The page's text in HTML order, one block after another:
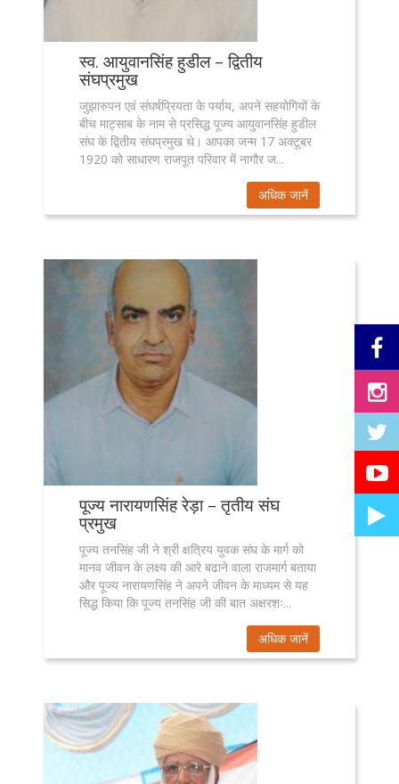
स्व. आयुवानसिंह हुडील – द्वितीय
संघप्रमुख
जुझारुपन एवं संघर्षप्रियता के पर्याय, अपने सहयोगियों के
बीच माट्साब के नाम से प्रसिद्ध पूज्य आयुवानसिंह हुडील
संघ के द्वितीय संघप्रमुख थे। आपका जन्म 17 अक्टूबर
1920 को साधारण राजपूत परिवार में नागौर ज...
अधिक जानें
पूज्य नारायणसिंह रेड़ा – तृतीय संघ
प्रमुख
पूज्य तनसिंह जी ने श्री क्षत्रिय युवक संघ के मार्ग को
मानव जीवन के लक्ष्य की आरे बढाने वाला राजमार्ग बताया
और पूज्य नारायणसिंह ने अपने जीवन के माध्यम से यह
सिद्ध किया कि पूज्य तनसिंह जी की बात अक्षरशः...
अधिक जानें